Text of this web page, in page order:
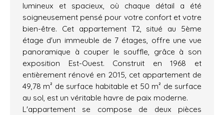
lumineux et spacieux, où chaque détail a été
soigneusement pensé pour votre confort et votre
bien-être. Cet appartement T2, situé au 5ème
étage d'un immeuble de 7 étages, offre une vue
panoramique à couper le souffle, grâce à son
exposition Est-Ouest. Construit en 1968 et
entièrement rénové en 2015, cet appartement de
49,78 m² de surface habitable et 50 m² de surface
au sol, est un véritable havre de paix moderne.
L'appartement se compose de deux pièces